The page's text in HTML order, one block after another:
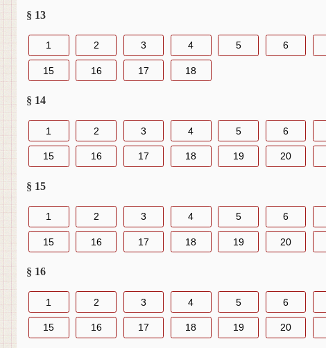
§ 13
1 2 3 4 5 6
15 16 17 18
§ 14
1 2 3 4 5 6
15 16 17 18 19 20
§ 15
1 2 3 4 5 6
15 16 17 18 19 20
§ 16
1 2 3 4 5 6
15 16 17 18 19 20